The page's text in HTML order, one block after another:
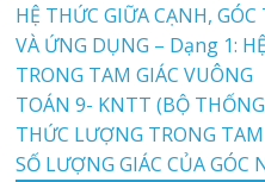
HỆ THỨC GIỮA CẠNH,
VÀ ỨNG DỤNG – Dạng 1:
TRONG TAM GIÁC VUÔNG
TOÁN 9- KNTT (BỘ
THỨC LƯỢNG TRONG
SỐ LƯỢNG GIÁC CỦA GÓC